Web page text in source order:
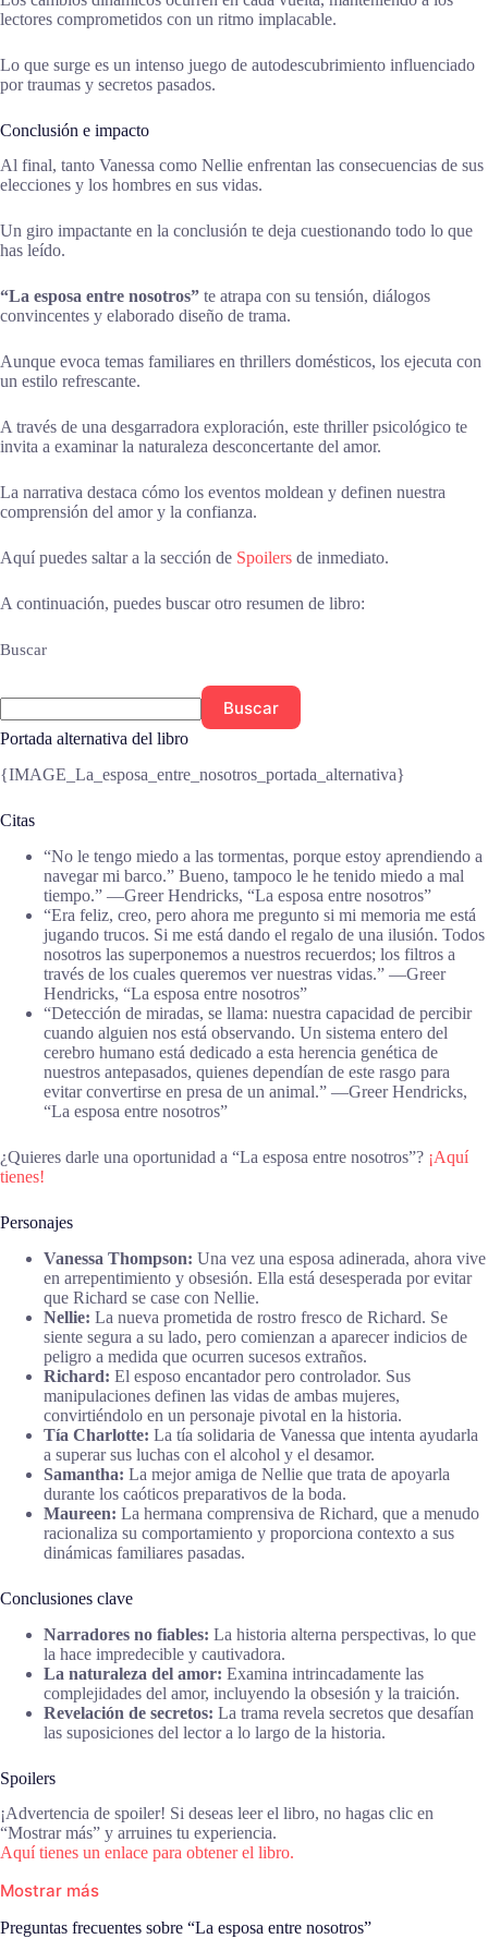
lectores comprometidos con un ritmo implacable.
Lo que surge es un intenso juego de autodescubrimiento influenciado
por traumas y secretos pasados.
Conclusión e impacto
Al final, tanto Vanessa como Nellie enfrentan las consecuencias de sus
elecciones y los hombres en sus vidas.
Un giro impactante en la conclusión te deja cuestionando todo lo que
has leído.
“La esposa entre nosotros” te atrapa con su tensión, diálogos
convincentes y elaborado diseño de trama.
Aunque evoca temas familiares en thrillers domésticos, los ejecuta con
un estilo refrescante.
A través de una desgarradora exploración, este thriller psicológico te
invita a examinar la naturaleza desconcertante del amor.
La narrativa destaca cómo los eventos moldean y definen nuestra
comprensión del amor y la confianza.
Aquí puedes saltar a la sección de Spoilers de inmediato.
A continuación, puedes buscar otro resumen de libro:
Buscar
Buscar
Portada alternativa del libro
{IMAGE_La_esposa_entre_nosotros_portada_alternativa}
Citas
“No le tengo miedo a las tormentas, porque estoy aprendiendo a
navegar mi barco.” Bueno, tampoco le he tenido miedo a mal
tiempo.” ―Greer Hendricks, “La esposa entre nosotros”
“Era feliz, creo, pero ahora me pregunto si mi memoria me está
jugando trucos. Si me está dando el regalo de una ilusión. Todos
nosotros las superponemos a nuestros recuerdos; los filtros a
través de los cuales queremos ver nuestras vidas.” ―Greer
Hendricks, “La esposa entre nosotros”
“Detección de miradas, se llama: nuestra capacidad de percibir
cuando alguien nos está observando. Un sistema entero del
cerebro humano está dedicado a esta herencia genética de
nuestros antepasados, quienes dependían de este rasgo para
evitar convertirse en presa de un animal.” ―Greer Hendricks,
“La esposa entre nosotros”
¿Quieres darle una oportunidad a “La esposa entre nosotros”? ¡Aquí
tienes!
Personajes
Vanessa Thompson: Una vez una esposa adinerada, ahora vive
en arrepentimiento y obsesión. Ella está desesperada por evitar
que Richard se case con Nellie.
Nellie: La nueva prometida de rostro fresco de Richard. Se
siente segura a su lado, pero comienzan a aparecer indicios de
peligro a medida que ocurren sucesos extraños.
Richard: El esposo encantador pero controlador. Sus
manipulaciones definen las vidas de ambas mujeres,
convirtiéndolo en un personaje pivotal en la historia.
Tía Charlotte: La tía solidaria de Vanessa que intenta ayudarla
a superar sus luchas con el alcohol y el desamor.
Samantha: La mejor amiga de Nellie que trata de apoyarla
durante los caóticos preparativos de la boda.
Maureen: La hermana comprensiva de Richard, que a menudo
racionaliza su comportamiento y proporciona contexto a sus
dinámicas familiares pasadas.
Conclusiones clave
Narradores no fiables: La historia alterna perspectivas, lo que
la hace impredecible y cautivadora.
La naturaleza del amor: Examina intrincadamente las
complejidades del amor, incluyendo la obsesión y la traición.
Revelación de secretos: La trama revela secretos que desafían
las suposiciones del lector a lo largo de la historia.
Spoilers
¡Advertencia de spoiler! Si deseas leer el libro, no hagas clic en
“Mostrar más” y arruines tu experiencia.
Aquí tienes un enlace para obtener el libro.
Mostrar más
Preguntas frecuentes sobre “La esposa entre nosotros”